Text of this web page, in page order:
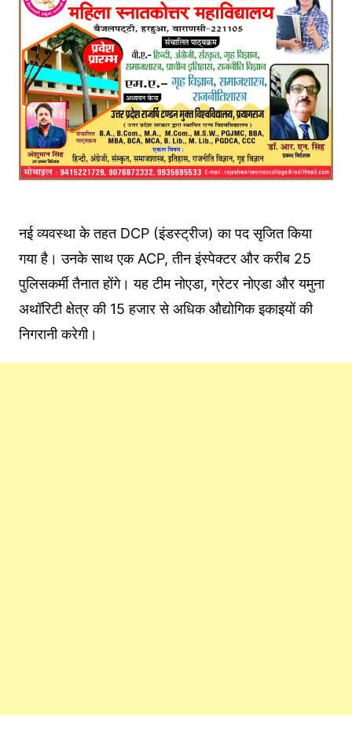
नई व्यवस्था के तहत DCP (इंडस्ट्रीज) का पद सृजित किया
गया है। उनके साथ एक ACP, तीन इंस्पेक्टर और करीब 25
पुलिसकर्मी तैनात होंगे। यह टीम नोएडा, ग्रेटर नोएडा और यमुना
अथॉरिटी क्षेत्र की 15 हजार से अधिक औद्योगिक इकाइयों की
निगरानी करेगी।